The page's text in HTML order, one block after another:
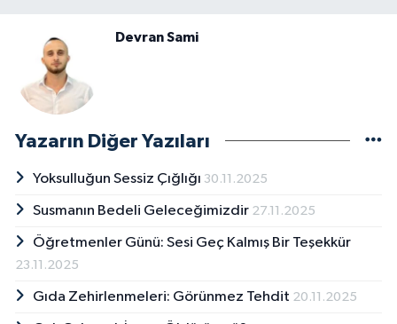
Devran Sami
Yazarın Diğer Yazıları
Yoksulluğun Sessiz Çığlığı 30.11.2025
Susmanın Bedeli Geleceğimizdir 27.11.2025
Öğretmenler Günü: Sesi Geç Kalmış Bir Teşekkür
23.11.2025
Gıda Zehirlenmeleri: Görünmez Tehdit 20.11.2025